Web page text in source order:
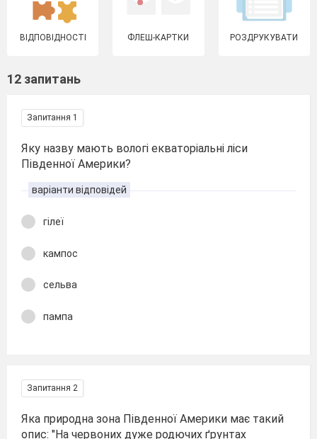
ВІДПОВІДНОСТІ ФЛЕШ-КАРТКИ РОЗДРУКУВАТИ
12 запитань
Запитання 1
Яку назву мають вологі екваторіальні ліси
Південної Америки?
варіанти відповідей
гілеї
кампос
сельва
пампа
Запитання 2
Яка природна зона Південної Америки має такий
опис: "На червоних дуже родючих ґрунтах